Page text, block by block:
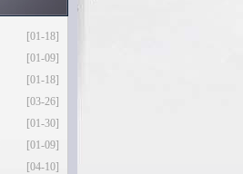
[01-18]
[01-09]
[01-18]
[03-26]
[01-30]
[01-09]
[04-10]